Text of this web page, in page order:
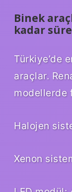
Binek
kadar
Türkiye’de
araçlar.
modellerde
Halojen
Xenon